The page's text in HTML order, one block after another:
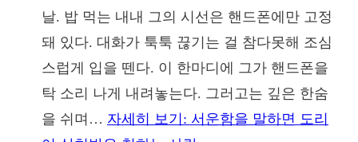
날. 밥 먹는 내내 그의 시선은 핸드폰에만 고정
돼 있다. 대화가 툭툭 끊기는 걸 참다못해 조심
스럽게 입을 뗀다. 이 한마디에 그가 핸드폰을
탁 소리 나게 내려놓는다. 그러고는 깊은 한숨
을 쉬며… 자세히 보기 : 서운함을 말하면 도리